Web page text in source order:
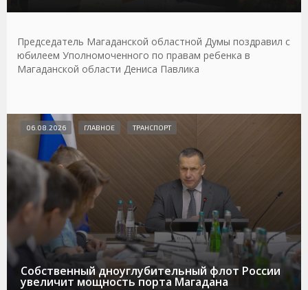
Председатель Магаданской областной Думы поздравил с
юбилеем Уполномоченного по правам ребенка в
Магаданской области Дениса Павлика
Собственный дноуглубительный флот России
увеличит мощность порта Магадана
06.08.2026 ГЛАВНОЕ ТРАНСПОРТ